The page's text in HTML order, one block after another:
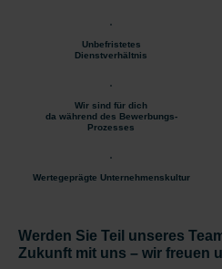
Unbefristetes
Dienstverhältnis
Wir sind für dich
da während des Bewerbungs-
Prozesses
Wertegeprägte Unternehmenskultur
Werden Sie Teil unseres
Zukunft mit uns – wir freuen